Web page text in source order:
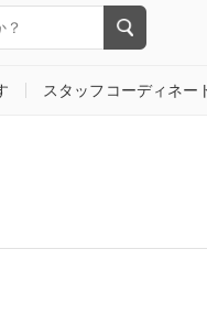
スタッフコーディネー